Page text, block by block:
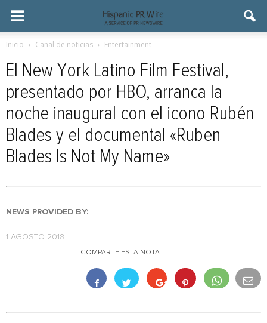
Inicio Canal de noticias Entertainment
El New York Latino Film Festival,
presentado por HBO, arranca la
noche inaugural con el icono Rubén
Blades y el documental «Ruben
Blades Is Not My Name»
NEWS PROVIDED BY:
1 AGOSTO 2018
COMPARTE ESTA NOTA